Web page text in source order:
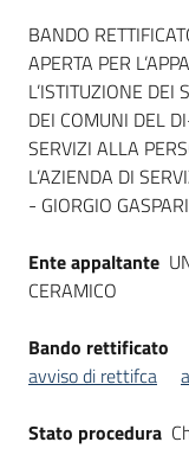
Dati del
BANDO
APERTA PER
L’ISTITUZIONE DEI
DEI COMUNI DEL
SERVIZI ALLA
L’AZIENDA DI
- GIORGIO
Ente appaltante
CERAMICO
Bando rettificato
avviso di rettifca
Stato procedura